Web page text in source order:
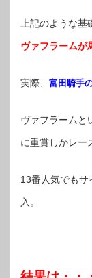
上記のような
ヴァフラームが
実際、 富田騎手
ヴァフラームと
に重賞しかレー
13番人気でも
入。